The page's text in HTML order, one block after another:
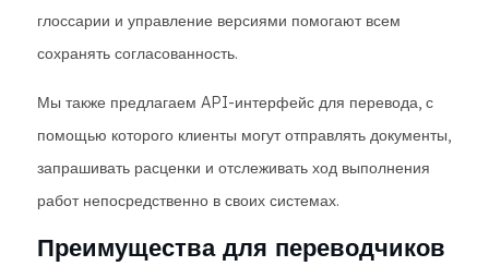
глоссарии и управление версиями помогают всем
сохранять согласованность.
Мы также предлагаем API-интерфейс для перевода, с
помощью которого клиенты могут отправлять документы,
запрашивать расценки и отслеживать ход выполнения
работ непосредственно в своих системах.
Преимущества для переводчиков